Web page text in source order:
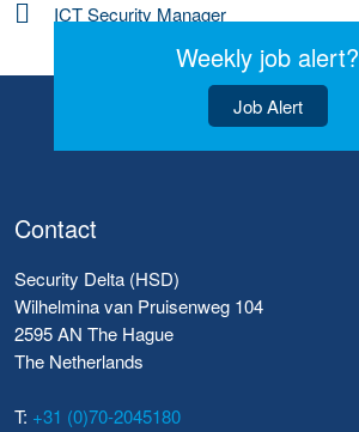
ICT Security Manager
Weekly job alert?
Job Alert
Contact
Security Delta (HSD)
Wilhelmina van Pruisenweg 104
2595 AN The Hague
The Netherlands
T: +31 (0)70-2045180